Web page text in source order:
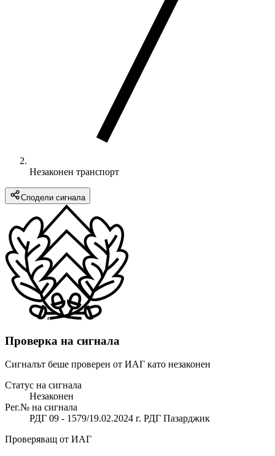
Незаконен транспорт
Сподели сигнала
Проверка на сигнала
Сигналът беше проверен от ИАГ като незаконен
Статус на сигнала
Незаконен
Рег.№ на сигнала
РДГ 09 - 1579/19.02.2024 г. РДГ Пазарджик
Проверяващ от ИАГ